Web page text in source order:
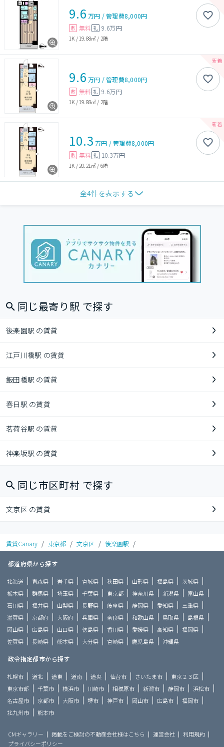
9.6 万円 /管理費8,000円
敷 無料 礼 9.6万円
1K / 19.88㎡ / 2階
9.6 万円 /管理費8,000円
敷 無料 礼 9.6万円
1K / 19.88㎡ / 2階
10.3 万円 /管理費8,000円
敷 無料 礼 10.3万円
1K / 20.21㎡ / 6階
全4件を表示する
同じ最寄り駅 で探す
後楽園駅 の賃貸
江戸川橋駅 の賃貸
飯田橋駅 の賃貸
春日駅 の賃貸
茗荷谷駅 の賃貸
神楽坂駅 の賃貸
同じ市区町村 で探す
文京区 の賃貸
賃貸Canary / 東京都 / 文京区 / 後楽園駅 /
都道府県から探す
北海道 青森県 岩手県 宮城県 秋田県 山形県 福島県
茨城県
栃木県
群馬県 埼玉県 千葉県 東京都 神奈川県 新潟県
富山県
石川県
福井県 山梨県 長野県 岐阜県 静岡県 愛知県
三重県
滋賀県
京都府 大阪府 兵庫県 奈良県 和歌山県 鳥取県
島根県
岡山県
広島県 山口県 徳島県 香川県 愛媛県 高知県
福岡県
佐賀県
長崎県 熊本県 大分県 宮崎県 鹿児島県 沖縄県
政令指定都市から探す
札幌市 道北 道東 道南 道央 仙台市 さいたま市
東京２３区
東京市部
千葉市 横浜市 川崎市 相模原市 新潟市 静岡市
浜松市
名古屋市
京都市 大阪市 堺市 神戸市 岡山市 広島市
福岡市
北九州市
熊本市
CMギャラリー 掲載をご検討の不動産会社様はこちら 運営会社
利用規約
プライバシーポリシー